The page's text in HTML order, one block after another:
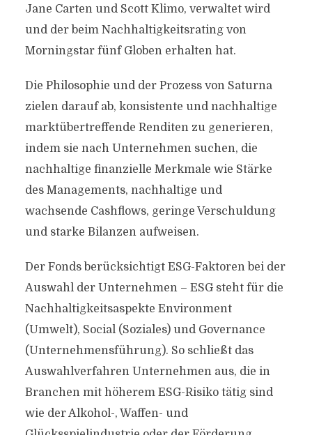
Jane Carten und Scott Klimo, verwaltet wird
und der beim Nachhaltigkeitsrating von
Morningstar fünf Globen erhalten hat.
Die Philosophie und der Prozess von Saturna
zielen darauf ab, konsistente und nachhaltige
marktübertreffende Renditen zu generieren,
indem sie nach Unternehmen suchen, die
nachhaltige finanzielle Merkmale wie Stärke
des Managements, nachhaltige und
wachsende Cashflows, geringe Verschuldung
und starke Bilanzen aufweisen.
Der Fonds berücksichtigt ESG-Faktoren bei der
Auswahl der Unternehmen – ESG steht für die
Nachhaltigkeitsaspekte Environment
(Umwelt), Social (Soziales) und Governance
(Unternehmensführung). So schließt das
Auswahlverfahren Unternehmen aus, die in
Branchen mit höherem ESG-Risiko tätig sind
wie der Alkohol-, Waffen- und